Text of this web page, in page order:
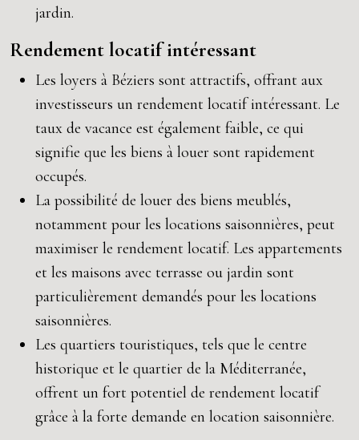
jardin.
Rendement locatif intéressant
Les loyers à Béziers sont attractifs, offrant aux
investisseurs un rendement locatif intéressant. Le
taux de vacance est également faible, ce qui
signifie que les biens à louer sont rapidement
occupés.
La possibilité de louer des biens meublés,
notamment pour les locations saisonnières, peut
maximiser le rendement locatif. Les appartements
et les maisons avec terrasse ou jardin sont
particulièrement demandés pour les locations
saisonnières.
Les quartiers touristiques, tels que le centre
historique et le quartier de la Méditerranée,
offrent un fort potentiel de rendement locatif
grâce à la forte demande en location saisonnière.